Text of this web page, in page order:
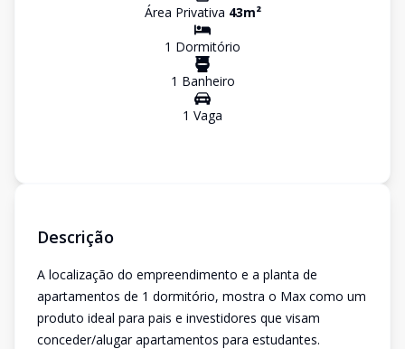
Área Privativa 43m²
1 Dormitório
1 Banheiro
1 Vaga
Descrição
A localização do empreendimento e a planta de
apartamentos de 1 dormitório, mostra o Max como um
produto ideal para pais e investidores que visam
conceder/alugar apartamentos para estudantes.